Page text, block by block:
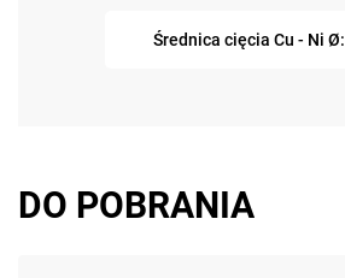
Średnica cięcia Cu - Ni Ø:
DO POBRANIA